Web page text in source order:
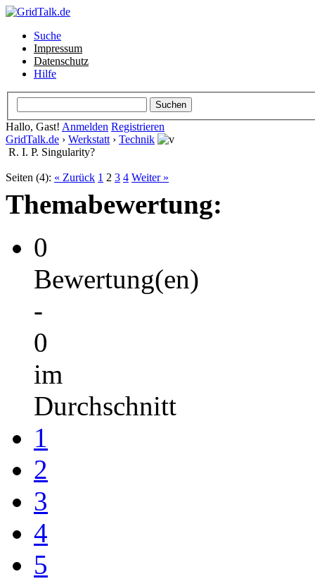
Suche
Impressum
Datenschutz
Hilfe
Hallo, Gast! Anmelden Registrieren
GridTalk.de › Werkstatt › Technik
R. I. P. Singularity?
Seiten (4): « Zurück 1 2 3 4 Weiter »
Themabewertung:
0
Bewertung(en)
-
0
im
Durchschnitt
1
2
3
4
5